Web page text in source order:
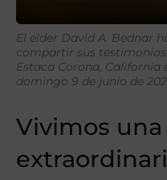
El élder David A. Bednar
compartir sus
Estaca Corona, California
domingo 9 de junio de
Vivimos una